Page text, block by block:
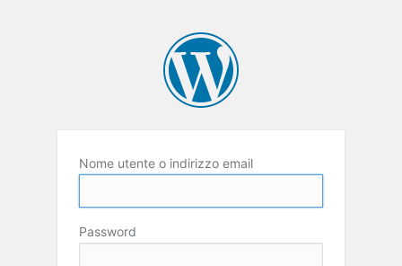
Nome utente o indirizzo email
Password